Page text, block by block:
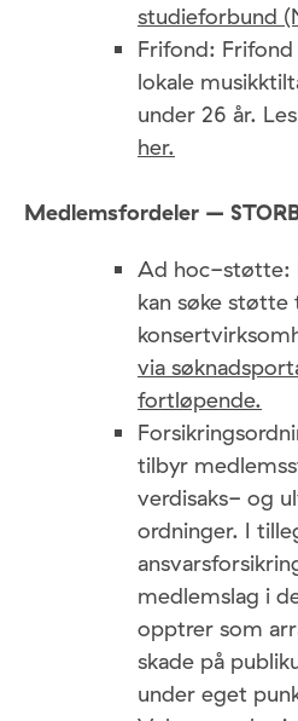
studieforbund
Frifond:
lokale
under 26 år.
her.
Medlemsfordeler –
Ad hoc-støtte:
kan søke støtte
via
fortløpende.
tilbyr
verdisaks- og
ordninger. I
medlemslag i
opptrer som
skade på
under eget